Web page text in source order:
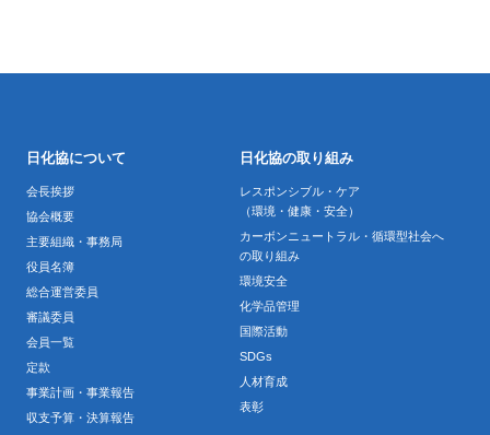
日化協について
会長挨拶
協会概要
主要組織・事務局
役員名簿
総合運営委員
審議委員
会員一覧
定款
事業計画・事業報告
収支予算・決算報告
日化協の取り組み
レスポンシブル・ケア
（環境・健康・安全）
カーボンニュートラル・循環型社会へ
の取り組み
環境安全
化学品管理
国際活動
SDGs
人材育成
表彰